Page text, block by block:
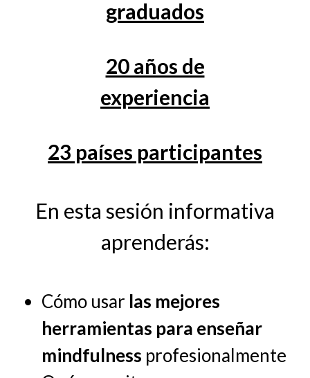
graduados
20 años de
experiencia
23 países participantes
En esta sesión informativa
aprenderás:
Cómo usar las mejores
herramientas para enseñar
mindfulness profesionalmente